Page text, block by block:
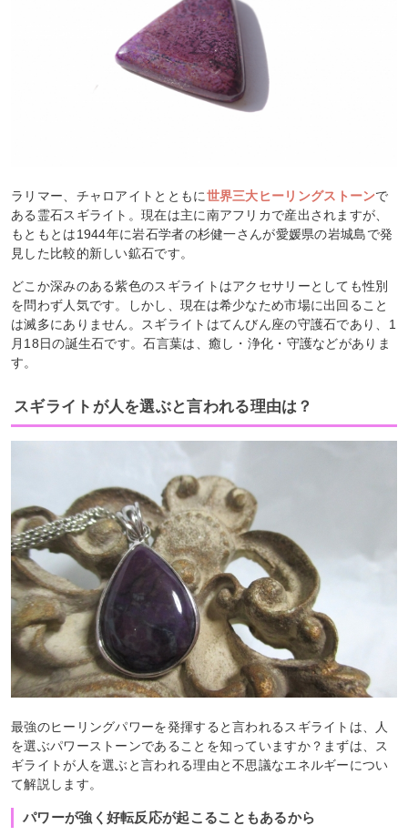
ラリマー、チャロアイトとともに世界三大ヒーリングストーンで
ある霊石スギライト。現在は主に南アフリカで産出されますが、
もともとは1944年に岩石学者の杉健一さんが愛媛県の岩城島で発
見した比較的新しい鉱石です。
どこか深みのある紫色のスギライトはアクセサリーとしても性別
を問わず人気です。しかし、現在は希少なため市場に出回ること
は滅多にありません。スギライトはてんびん座の守護石であり、1
月18日の誕生石です。石言葉は、癒し・浄化・守護などがありま
す。
スギライトが人を選ぶと言われる理由は？
最強のヒーリングパワーを発揮すると言われるスギライトは、人
を選ぶパワーストーンであることを知っていますか？まずは、ス
ギライトが人を選ぶと言われる理由と不思議なエネルギーについ
て解説します。
パワーが強く好転反応が起こることもあるから